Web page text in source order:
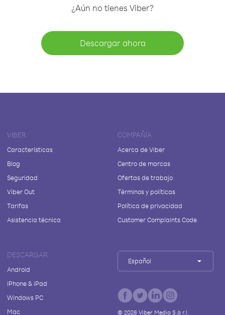
¿Aún no tienes Viber?
Descargar ahora
VIBER
Características
Blog
Seguridad
Viber Out
Tarifas
Asistencia técnica
COMPAÑÍA
Acerca de Viber
Centro de marcas
Ofertas de trabajo
Términos y políticas
Política de privacidad
Customer Complaints Code
DESCARGAR
Android
iPhone & iPad
Windows PC
Mac
Español
© 2026Viber Media S.à r.l.